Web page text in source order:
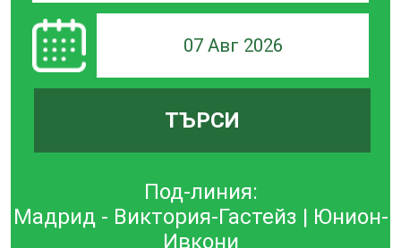
07 Авг 2026
ТЪРСИ
Под-линия:
Мадрид - Виктория-Гастейз | Юнион-
Ивкони